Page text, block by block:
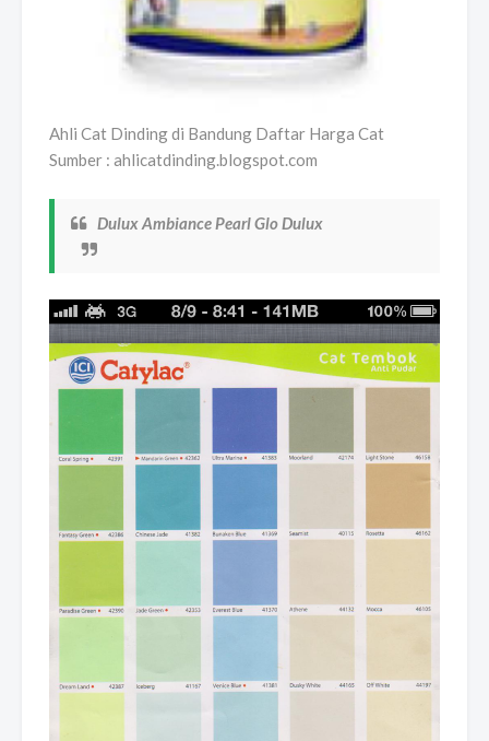
Ahli Cat Dinding di Bandung Daftar Harga Cat
Sumber : ahlicatdinding.blogspot.com
Dulux Ambiance Pearl Glo Dulux